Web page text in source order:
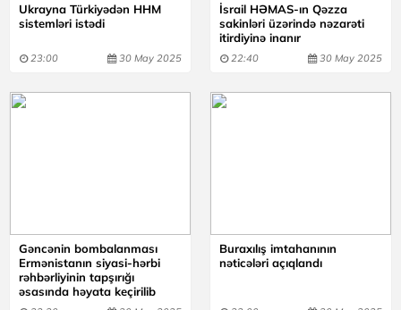
Ukrayna Türkiyədən HHM
sistemləri istədi
23:00 30 May 2025
İsrail HƏMAS-ın Qəzza
sakinləri üzərində nəzarəti
itirdiyinə inanır
22:40 30 May 2025
Gəncənin bombalanması
Ermənistanın siyasi-hərbi
rəhbərliyinin tapşırığı
əsasında həyata keçirilib
Buraxılış imtahanının
nəticələri açıqlandı